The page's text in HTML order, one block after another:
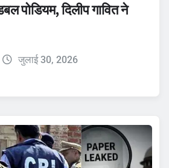
पोडियम, दिलीप गावित ने
जुलाई 30, 2026